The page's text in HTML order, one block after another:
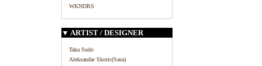
WKNDRS
▼ ARTIST / DESIGNER
Taka Sudo
Aleksandar Skoric(Sasa)